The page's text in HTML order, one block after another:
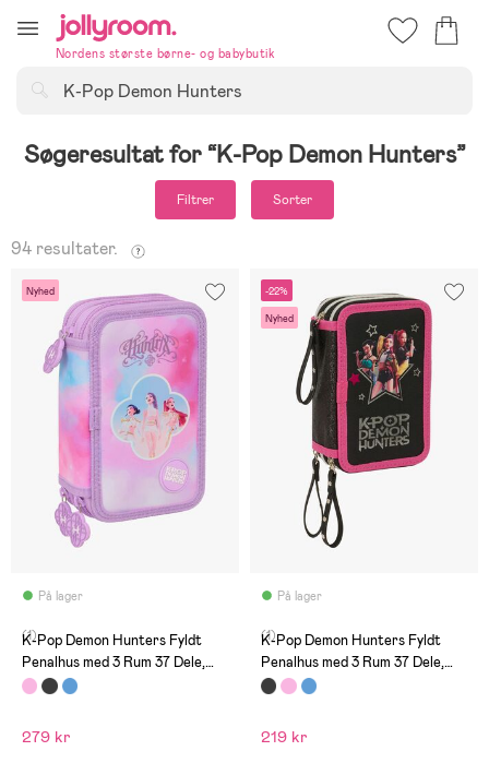
till
innehålletNordens største børne- og babybutik
Søgeresultat for K-Pop Demon Hunters
Filtrer Sorter
94 resultater.
Nyhed
På lager
(1)
K-Pop Demon Hunters Fyldt
Penalhus med 3 Rum 37 Dele,
Artist
279 kr
-22%
Nyhed
På lager
(1)
K-Pop Demon Hunters Fyldt
Penalhus med 3 Rum 37 Dele,
Energy
219 kr